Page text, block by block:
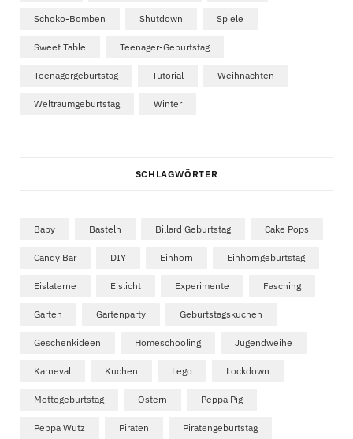
Schoko-Bomben Shutdown Spiele
Sweet Table Teenager-Geburtstag
Teenagergeburtstag Tutorial Weihnachten
Weltraumgeburtstag Winter
SCHLAGWÖRTER
Baby Basteln Billard Geburtstag Cake Pops
Candy Bar DIY Einhorn Einhorngeburtstag
Eislaterne Eislicht Experimente Fasching
Garten Gartenparty Geburtstagskuchen
Geschenkideen Homeschooling Jugendweihe
Karneval Kuchen Lego Lockdown
Mottogeburtstag Ostern Peppa Pig
Peppa Wutz Piraten Piratengeburtstag